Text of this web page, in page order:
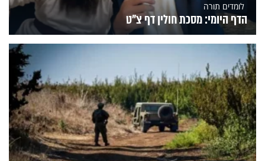
לומדים תורה
הדף היומי: מסכת חולין דף צ"ט